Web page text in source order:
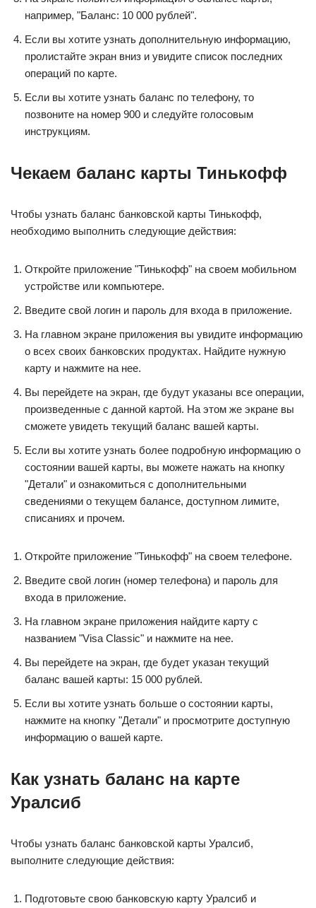
например, "Баланс: 10 000 рублей".
Если вы хотите узнать дополнительную информацию,
пролистайте экран вниз и увидите список последних
операций по карте.
Если вы хотите узнать баланс по телефону, то
позвоните на номер 900 и следуйте голосовым
инструкциям.
Чекаем баланс карты Тинькофф
Чтобы узнать баланс банковской карты Тинькофф,
необходимо выполнить следующие действия:
Откройте приложение "Тинькофф" на своем мобильном
устройстве или компьютере.
Введите свой логин и пароль для входа в приложение.
На главном экране приложения вы увидите информацию
о всех своих банковских продуктах. Найдите нужную
карту и нажмите на нее.
Вы перейдете на экран, где будут указаны все операции,
произведенные с данной картой. На этом же экране вы
сможете увидеть текущий баланс вашей карты.
Если вы хотите узнать более подробную информацию о
состоянии вашей карты, вы можете нажать на кнопку
"Детали" и ознакомиться с дополнительными
сведениями о текущем балансе, доступном лимите,
списаниях и прочем.
Откройте приложение "Тинькофф" на своем телефоне.
Введите свой логин (номер телефона) и пароль для
входа в приложение.
На главном экране приложения найдите карту с
названием "Visa Classic" и нажмите на нее.
Вы перейдете на экран, где будет указан текущий
баланс вашей карты: 15 000 рублей.
Если вы хотите узнать больше о состоянии карты,
нажмите на кнопку "Детали" и просмотрите доступную
информацию о вашей карте.
Как узнать баланс на карте
Уралсиб
Чтобы узнать баланс банковской карты Уралсиб,
выполните следующие действия:
Подготовьте свою банковскую карту Уралсиб и